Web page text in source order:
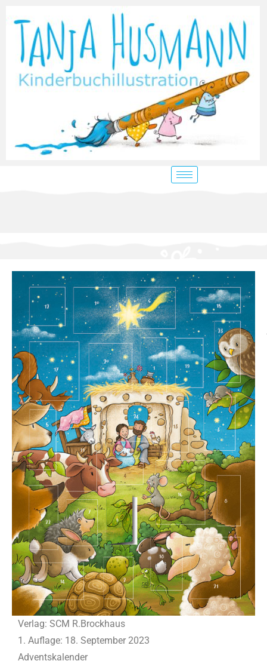
Verlag: SCM R.Brockhaus
1. Auflage: 18. September 2023
Adventskalender